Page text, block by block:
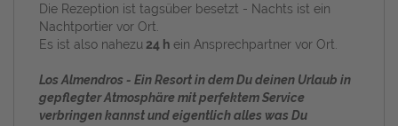
Die Rezeption ist tagsüber besetzt - Nachts ist ein
Nachtportier vor Ort.
Es ist also nahezu 24 h ein Ansprechpartner vor Ort.
Los Almendros - Ein Resort in dem Du deinen Urlaub in
gepflegter Atmosphäre mit perfektem Service
verbringen kannst und eigentlich alles was Du